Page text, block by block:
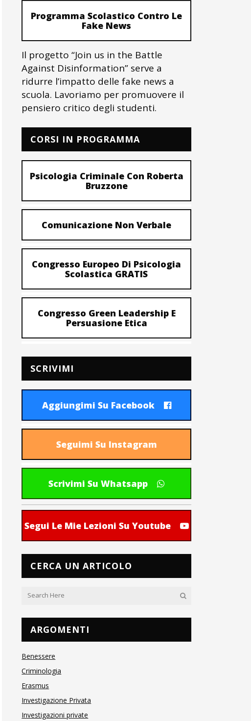
Programma Scolastico Contro Le
Fake News
Il progetto “Join us in the Battle
Against Disinformation” serve a
ridurre l’impatto delle fake news a
scuola. Lavoriamo per promuovere il
pensiero critico degli studenti.
CORSI IN PROGRAMMA
Psicologia Criminale Con Roberta
Bruzzone
Comunicazione Non Verbale
Congresso Europeo Di Psicologia
Scolastica GRATIS
Congresso Green Leadership E
Persuasione Etica
SCRIVIMI
Aggiungimi Su Facebook
Seguimi Su Instagram
Scrivimi Su Whatsapp
Segui Le Mie Lezioni Su Youtube
CERCA UN ARTICOLO
ARGOMENTI
Benessere
Criminologia
Erasmus
Investigazione Privata
Investigazioni private